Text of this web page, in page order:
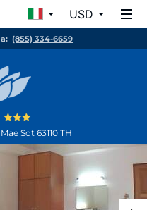
USD
(855) 334-6659
Mae Sot 63110 TH